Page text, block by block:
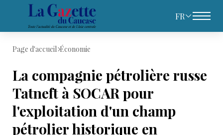
FR
Page d'accueil Économie
La compagnie pétrolière russe
Tatneft à SOCAR pour
l'exploitation d'un champ
pétrolier historique en